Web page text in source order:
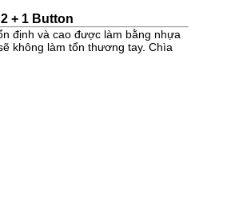
+ 1 Button
định và cao được làm bằng nhựa
không làm tổn thương tay. Chìa